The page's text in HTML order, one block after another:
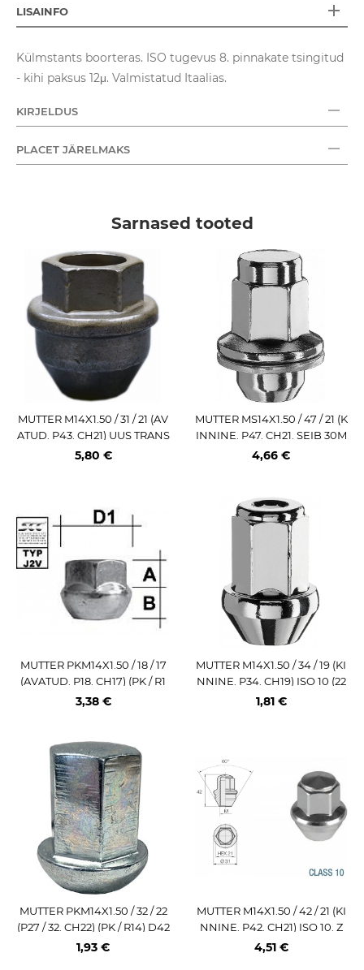
LISAINFO
Külmstants boorteras. ISO tugevus 8. pinnakate tsingitud
- kihi paksus 12μ. Valmistatud Itaalias.
KIRJELDUS
PLACET JÄRELMAKS
Sarnased tooted
MUTTER M14X1.50 / 31 / 21 (AV
ATUD. P43. CH21) UUS TRANS
IT
5,80 €
MUTTER MS14X1.50 / 47 / 21 (K
INNINE. P47. CH21. SEIB 30M
M) LAME IST (TOY)
4,66 €
MUTTER PKM14X1.50 / 18 / 17
(AVATUD. P18. CH17) (PK / R1
2)
3,38 €
MUTTER M14X1.50 / 34 / 19 (KI
NNINE. P34. CH19) ISO 10 (22
0 NM)
1,81 €
MUTTER PKM14X1.50 / 32 / 22
(P27 / 32. CH22) (PK / R14) D42
/ S
1,93 €
MUTTER M14X1.50 / 42 / 21 (KI
NNINE. P42. CH21) ISO 10. Z
N. TESLA / UUS TRANSIT OE-
4,51 €